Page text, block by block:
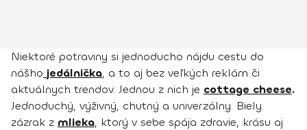
Niektoré potraviny si jednoducho nájdu cestu do
nášho jedálnička, a to aj bez veľkých reklám či
aktuálnych trendov. Jednou z nich je cottage cheese.
Jednoduchý, výživný, chutný a univerzálny. Biely
zázrak z mlieka, ktorý v sebe spája zdravie, krásu aj